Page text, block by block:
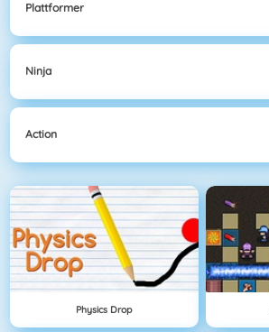
Plattformer
Ninja
Action
Physics Drop